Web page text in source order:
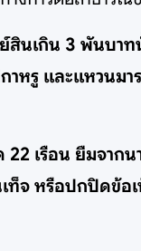
นเกิน 3 พันบา
รู และแหวนม
22 เรือน ยืมจา
จ หรือปกปิดข้อ